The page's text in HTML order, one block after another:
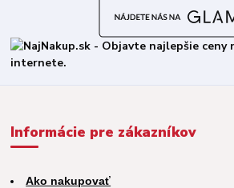
Informácie pre zákazníkov
Ako nakupovať